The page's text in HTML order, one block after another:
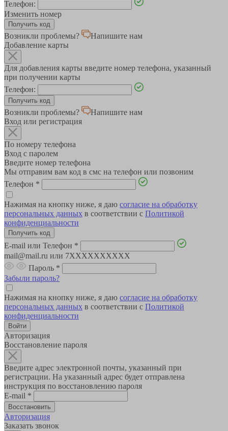
Телефон:
Изменить номер
Возникли проблемы?
Напишите нам
Добавление карты
Для добавления карты введите номер телефона, указанный
при получении карты
Телефон:
Возникли проблемы?
Напишите нам
Вход или регистрация
По номеру телефона
Вход с паролем
Введите номер телефона
Мы отправим вам код в смс на телефон или позвоним
Телефон *
Нажимая на кнопку ниже, я даю согласие на обработку
персональных данных в соответствии с Политикой
конфиденциальности
E-mail или Телефон *
mail@mail.ru или 7XXXXXXXXXX
Пароль *
Забыли пароль?
Нажимая на кнопку ниже, я даю согласие на обработку
персональных данных в соответствии с Политикой
конфиденциальности
Авторизация
Восстановление пароля
Введите адрес электронной почты, указанный при
регистрации. На указанный адрес будет отправлена
инструкция по восстановлению пароля
E-mail *
Авторизация
Заказать звонок